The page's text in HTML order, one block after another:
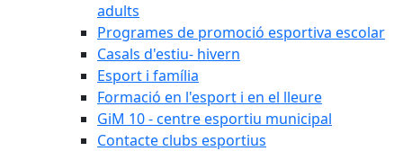
adults
Programes de promoció esportiva escolar
Casals d'estiu- hivern
Esport i família
Formació en l'esport i en el lleure
GiM 10 - centre esportiu municipal
Contacte clubs esportius